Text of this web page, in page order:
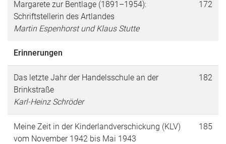
Margarete zur Bentlage (1891–1954):
Schriftstellerin des Artlandes
Martin Espenhorst und Klaus Stutte
172
Erinnerungen
Das letzte Jahr der Handelsschule an der
Brinkstraße
Karl-Heinz Schröder
182
Meine Zeit in der Kinderlandverschickung (KLV)
vom November 1942 bis Mai 1943
185